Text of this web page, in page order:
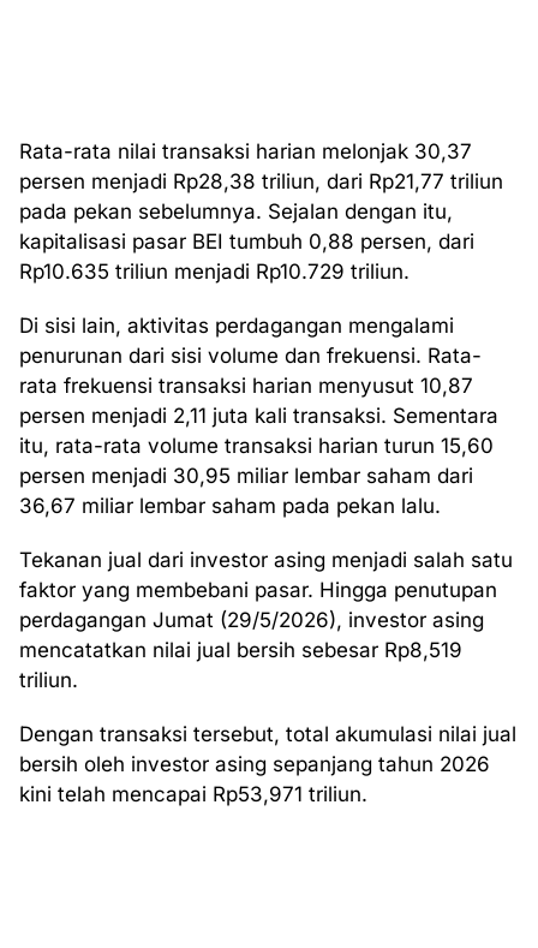
Rata-rata nilai transaksi harian melonjak 30,37
persen menjadi Rp28,38 triliun, dari Rp21,77 triliun
pada pekan sebelumnya. Sejalan dengan itu,
kapitalisasi pasar BEI tumbuh 0,88 persen, dari
Rp10.635 triliun menjadi Rp10.729 triliun.
Di sisi lain, aktivitas perdagangan mengalami
penurunan dari sisi volume dan frekuensi. Rata-
rata frekuensi transaksi harian menyusut 10,87
persen menjadi 2,11 juta kali transaksi. Sementara
itu, rata-rata volume transaksi harian turun 15,60
persen menjadi 30,95 miliar lembar saham dari
36,67 miliar lembar saham pada pekan lalu.
Tekanan jual dari investor asing menjadi salah satu
faktor yang membebani pasar. Hingga penutupan
perdagangan Jumat (29/5/2026), investor asing
mencatatkan nilai jual bersih sebesar Rp8,519
triliun.
Dengan transaksi tersebut, total akumulasi nilai jual
bersih oleh investor asing sepanjang tahun 2026
kini telah mencapai Rp53,971 triliun.